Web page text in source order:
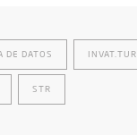
DE DATOS INVAT.TUR
STR